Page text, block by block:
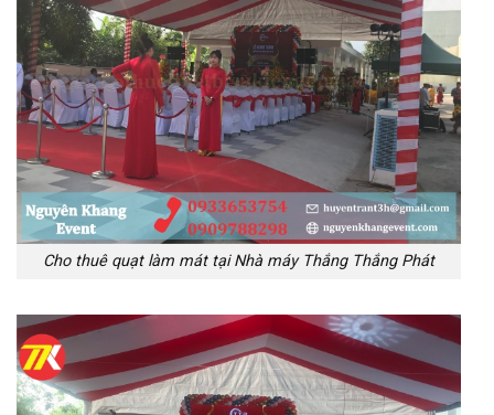
Cho thuê quạt làm mát tại Nhà máy Thắng Thắng Phát